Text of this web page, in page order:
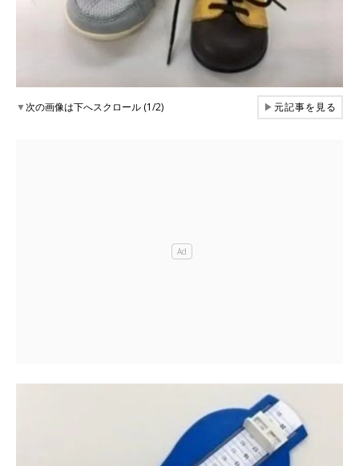
▼次の画像は下へスクロール (1/2) ▶元記事を見る